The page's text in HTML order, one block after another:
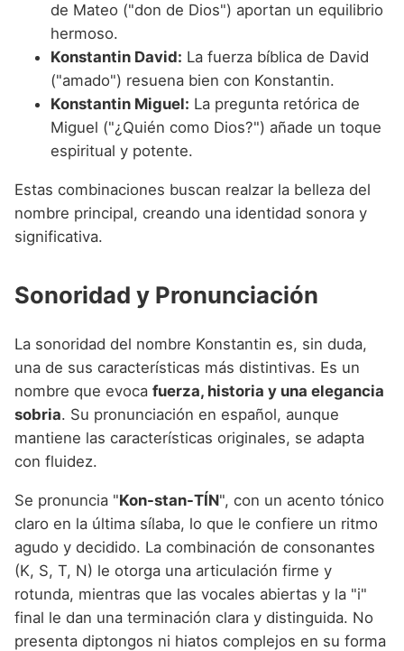
de Mateo ("don de Dios") aportan un equilibrio
hermoso.
Konstantin David: La fuerza bíblica de David
("amado") resuena bien con Konstantin.
Konstantin Miguel: La pregunta retórica de
Miguel ("¿Quién como Dios?") añade un toque
espiritual y potente.
Estas combinaciones buscan realzar la belleza del
nombre principal, creando una identidad sonora y
significativa.
Sonoridad y Pronunciación
La sonoridad del nombre Konstantin es, sin duda,
una de sus características más distintivas. Es un
nombre que evoca fuerza, historia y una elegancia
sobria. Su pronunciación en español, aunque
mantiene las características originales, se adapta
con fluidez.
Se pronuncia "Kon-stan-TÍN", con un acento tónico
claro en la última sílaba, lo que le confiere un ritmo
agudo y decidido. La combinación de consonantes
(K, S, T, N) le otorga una articulación firme y
rotunda, mientras que las vocales abiertas y la "i"
final le dan una terminación clara y distinguida. No
presenta diptongos ni hiatos complejos en su forma